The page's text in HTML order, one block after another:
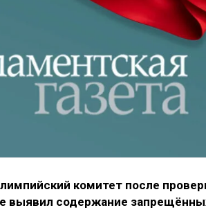
комитет после
выявил содержание